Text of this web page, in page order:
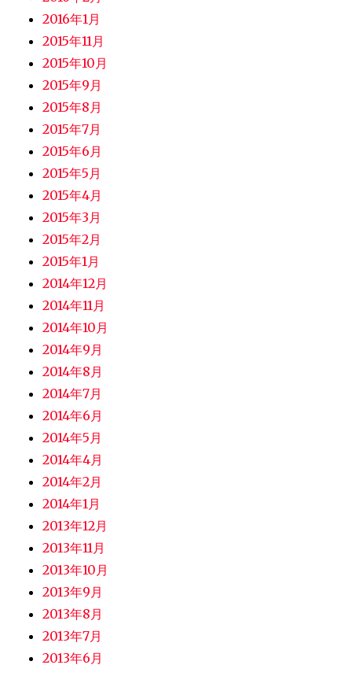
2016年1月
2015年11月
2015年10月
2015年9月
2015年8月
2015年7月
2015年6月
2015年5月
2015年4月
2015年3月
2015年2月
2015年1月
2014年12月
2014年11月
2014年10月
2014年9月
2014年8月
2014年7月
2014年6月
2014年5月
2014年4月
2014年2月
2014年1月
2013年12月
2013年11月
2013年10月
2013年9月
2013年8月
2013年7月
2013年6月